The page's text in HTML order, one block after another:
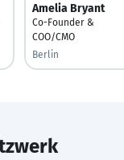
Amelia Bryant
Co-Founder &
COO/CMO
Berlin